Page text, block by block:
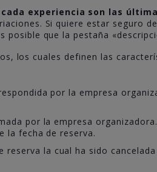
experiencia son las
Si quiere estar seguro
que la pestaña
los cuales definen las
por la empresa
por la empresa
la fecha de reserva.
reserva la cual ha sido